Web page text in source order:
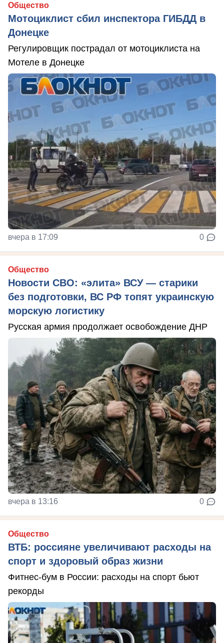
Общество
Мотоциклист сбил инспектора ГИБДД в
Донецке
Регулировщик пострадал от мотоциклиста на
Мотеле в Донецке
вчера в 17:09 0
Общество
Новости СВО: «элита» ВСУ — старики
без подготовки, ВС РФ топят украинскую
морскую логистику
Русская армия продолжает освобождение ДНР
вчера в 13:16 0
Общество
ВТБ: россияне увеличивают расходы на
спорт и здоровый образ жизни
Фитнес-бум в России: расходы на спорт бьют
рекорды